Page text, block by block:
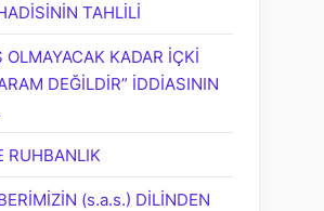
TAHLİLİ
OLMAYACAK KADAR İÇKİ
DEĞİLDİR” İDDİASININ
RUHBANLIK
(s.a.s.) DİLİNDEN